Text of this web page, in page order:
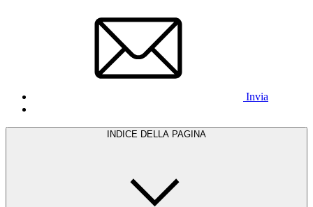
Invia
INDICE DELLA PAGINA